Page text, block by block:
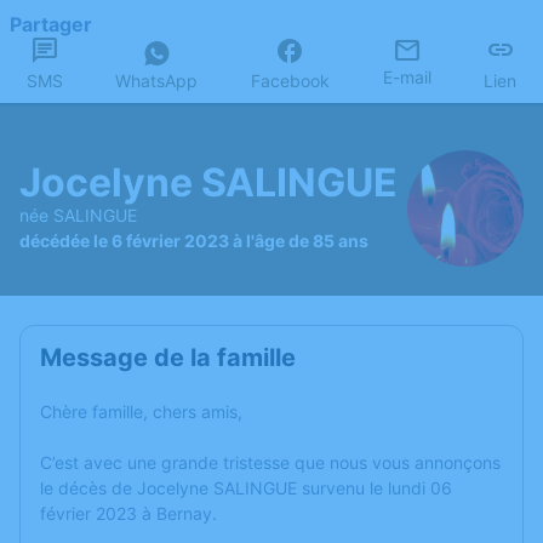
Partager
SMS WhatsApp Facebook E-mail Lien
Jocelyne SALINGUE
née SALINGUE
décédée le 6 février 2023 à l'âge de 85 ans
Message de la famille
Chère famille, chers amis,
C’est avec une grande tristesse que nous vous annonçons
le décès de Jocelyne SALINGUE survenu le lundi 06
février 2023 à Bernay.